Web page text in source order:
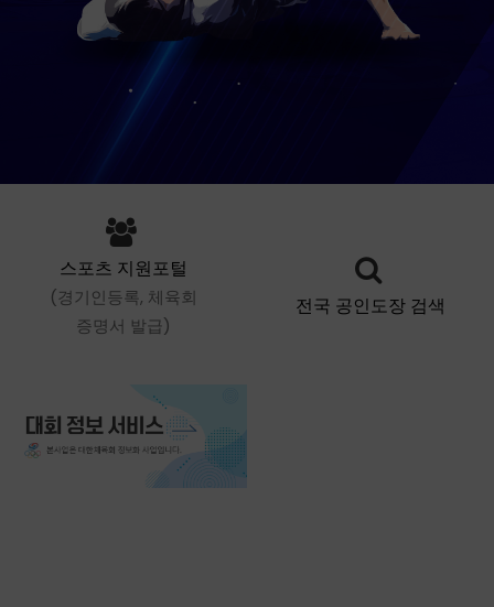
02
스포츠 지원포털
(경기인등록, 체육회
증명서 발급)
전국 공인도장 검색